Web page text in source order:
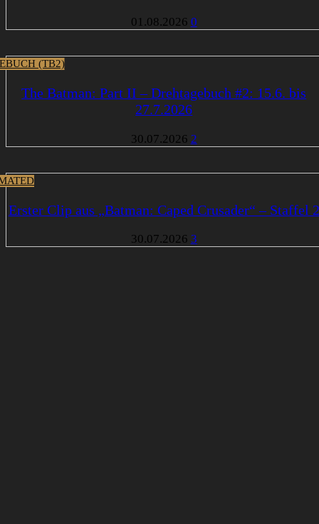
01.08.2026 0
(TB2)
The Batman: Part II – Drehtagebuch #2: 15.6. bis
27.7.2026
30.07.2026 2
Erster Clip aus „Batman: Caped Crusader“ – Staffel 2
30.07.2026 3